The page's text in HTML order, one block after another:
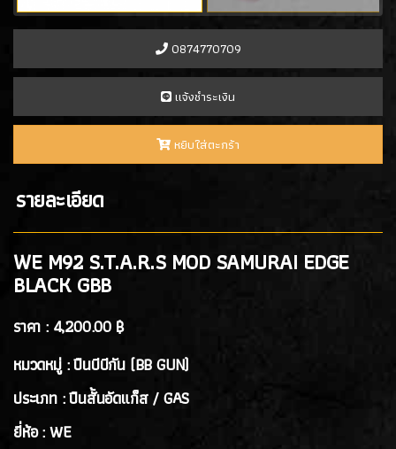
- PROFORCE(7)
- ARTEMIS(0)
- ICS Hand Gun(1)
- ARROW ARMS(1)
- G&G(4)
- HK3(2)
ปืนสั้นอัดลมสปริง SPRING GUN
ปืนยาว RIFLE GUN
ปืนยาวอัดแก๊ส GAS RIFLES(128)
ปืนยาวไฟฟ้า AEG RIFLES
0874770709
เเจ้งชำระเงิน
หยิบใส่ตะกร้า
รายละเอียด
WE M92 S.T.A.R.S MOD SAMURAI EDGE
BLACK GBB
ราคา : 4,200.00 ฿
หมวดหมู่ : ปืนบีบีกัน (BB GUN)
ประเภท : ปืนสั้นอัดแก็ส / GAS
ยี่ห้อ : WE